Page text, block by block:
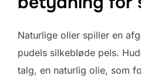
Naturlige olier spiller en
pudels silkebløde pels.
talg, en naturlig olie, som